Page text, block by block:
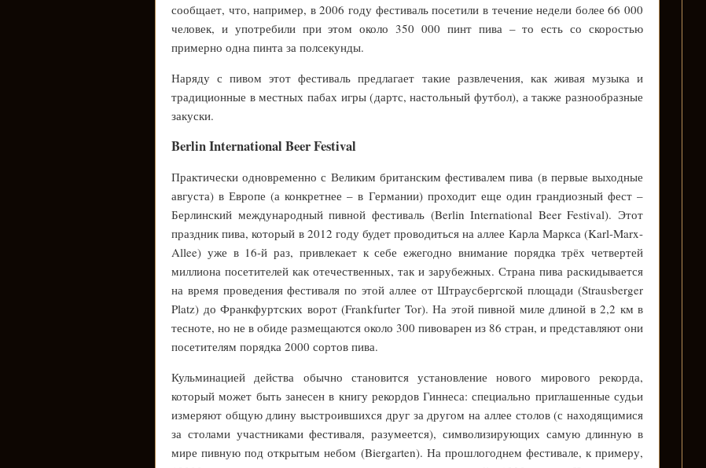
сообщает, что, например, в 2006 году фестиваль посетили в течение недели более 66 000
человек, и употребили при этом около 350 000 пинт пива – то есть со скоростью
примерно одна пинта за полсекунды.
Наряду с пивом этот фестиваль предлагает такие развлечения, как живая музыка и
традиционные в местных пабах игры (дартс, настольный футбол), а также разнообразные
закуски.
Berlin International Beer Festival
Практически одновременно с Великим британским фестивалем пива (в первые выходные
августа) в Европе (а конкретнее – в Германии) проходит еще один грандиозный фест –
Берлинский международный пивной фестиваль (Berlin International Beer Festival). Этот
праздник пива, который в 2012 году будет проводиться на аллее Карла Маркса (Karl-Marx-
Allee) уже в 16-й раз, привлекает к себе ежегодно внимание порядка трёх четвертей
миллиона посетителей как отечественных, так и зарубежных. Страна пива раскидывается
на время проведения фестиваля по этой аллее от Штраусбергской площади (Strausberger
Platz) до Франкфуртских ворот (Frankfurter Tor). На этой пивной миле длиной в 2,2 км в
тесноте, но не в обиде размещаются около 300 пивоварен из 86 стран, и представляют они
посетителям порядка 2000 сортов пива.
Кульминацией действа обычно становится установление нового мирового рекорда,
который может быть занесен в книгу рекордов Гиннеса: специально приглашенные судьи
измеряют общую длину выстроившихся друг за другом на аллее столов (с находящимися
за столами участниками фестиваля, разумеется), символизирующих самую длинную в
мире пивную под открытым небом (Biergarten). На прошлогоднем фестивале, к примеру,